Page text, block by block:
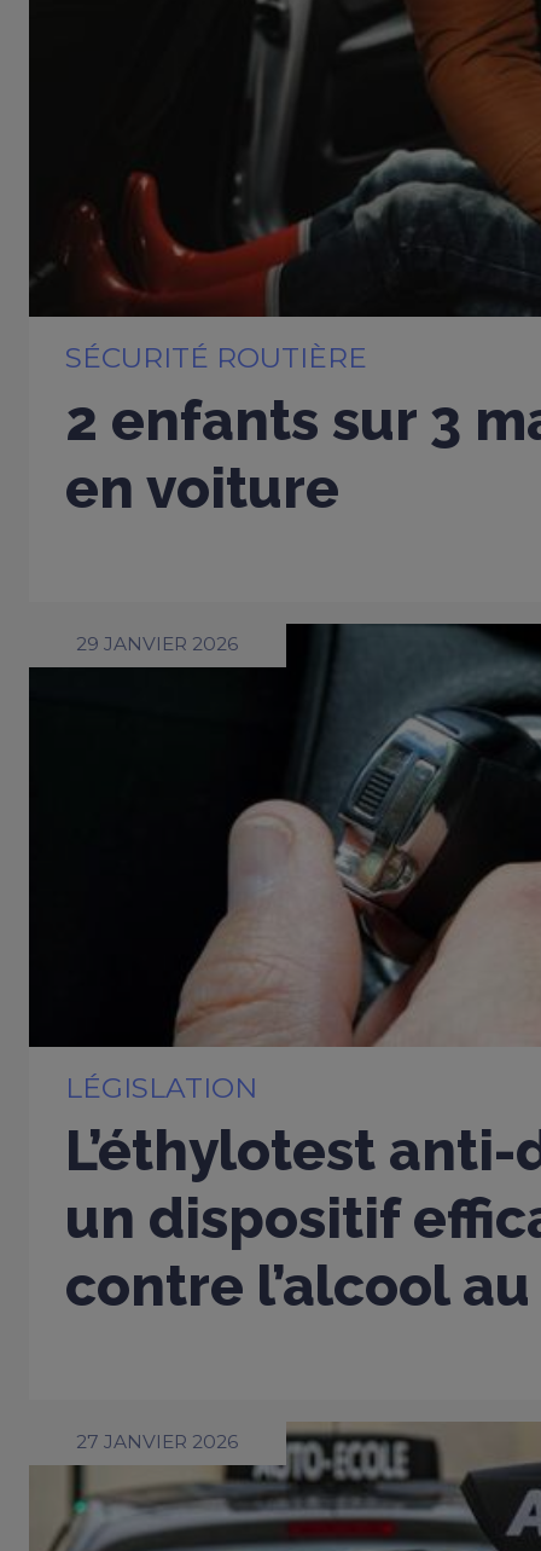
SÉCURITÉ ROUTIÈRE
2 enfants sur 3
en voiture
29 JANVIER 2026
LÉGISLATION
L’éthylotest
un dispositif
contre l’alcool
27 JANVIER 2026